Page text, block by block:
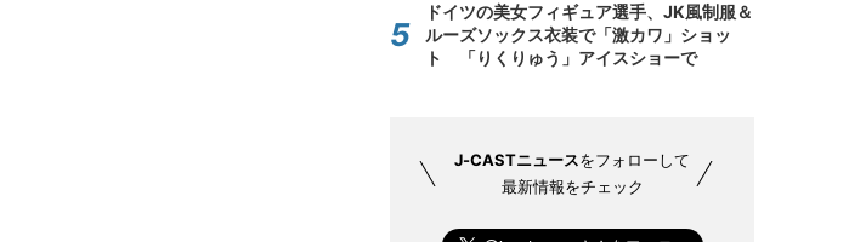
ドイツの美女フィギュア選手、JK風制服＆
ルーズソックス衣装で「激カワ」ショッ
ト 「りくりゅう」アイスショーで
J-CASTニュースをフォローして
最新情報をチェック